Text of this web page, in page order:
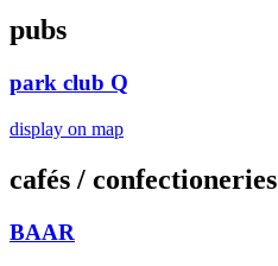
pubs
park club Q
display on map
cafés / confectioneries
BAAR